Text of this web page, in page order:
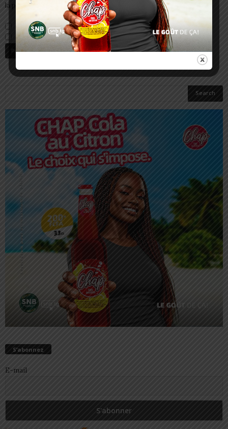
la prochaine fois que je commenterai.
Prévenez-moi de tous les nouveaux commentaires par e-mail.
Prévenez-moi de tous les nouveaux articles par e-mail.
S’abonnez
E-mail